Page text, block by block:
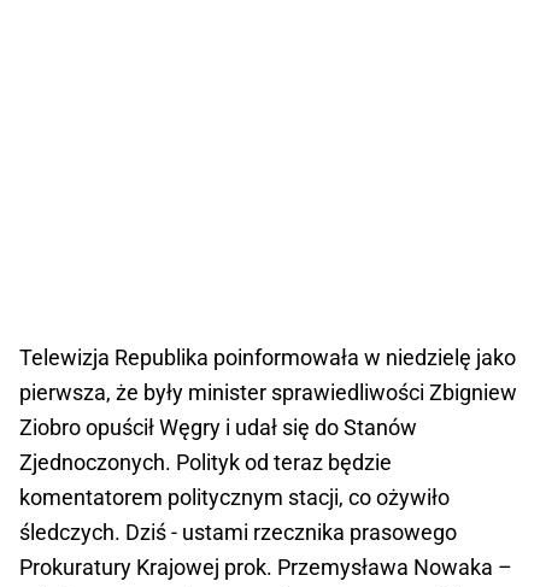
Telewizja Republika poinformowała w niedzielę jako
pierwsza, że były minister sprawiedliwości Zbigniew
Ziobro opuścił Węgry i udał się do Stanów
Zjednoczonych. Polityk od teraz będzie
komentatorem politycznym stacji, co ożywiło
śledczych. Dziś - ustami rzecznika prasowego
Prokuratury Krajowej prok. Przemysława Nowaka –